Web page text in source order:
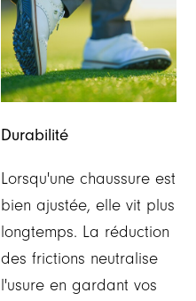
Durabilité
Lorsqu'une chaussure est
bien ajustée, elle vit plus
longtemps. La réduction
des frictions neutralise
l'usure en gardant vos